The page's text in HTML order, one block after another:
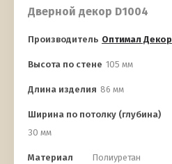
Дверной декор D1004
Производитель Оптимал Декор
Высота по стене 105 мм
Длина изделия 86 мм
Ширина по потолку (глубина)
30 мм
Материал Полиуретан